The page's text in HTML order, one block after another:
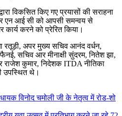
विकसित किए गए प्रयासों की सराहना
एन आई सी को आपसी समन्वय से
कार्य करने को प्रेरित किया।
रतूड़ी, अपर मुख्य सचिव आनंद वर्धन,
सचिव आर मीनाक्षी सुंदरम, नितेश झा,
राजेश कुमार, निदेशक ITDA नीतिका
उपस्थित थे।
विनोद चमोली जी के नेतृत्व में रोड-शो